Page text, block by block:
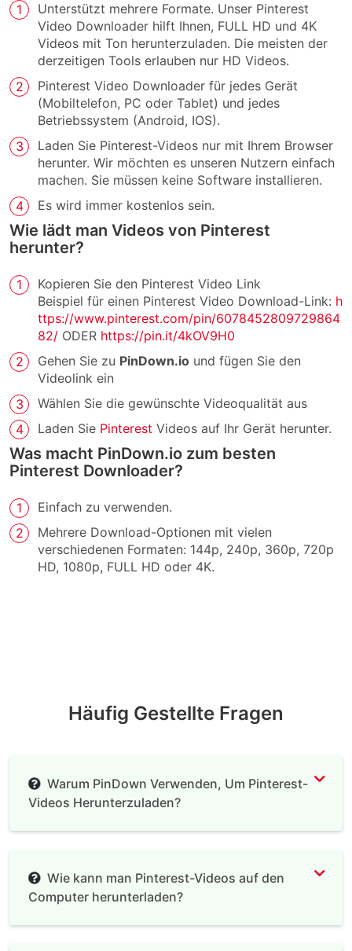
Unterstützt mehrere Formate. Unser Pinterest
Video Downloader hilft Ihnen, FULL HD und 4K
Videos mit Ton herunterzuladen. Die meisten der
derzeitigen Tools erlauben nur HD Videos.
Pinterest Video Downloader für jedes Gerät
(Mobiltelefon, PC oder Tablet) und jedes
Betriebssystem (Android, IOS).
Laden Sie Pinterest-Videos nur mit Ihrem Browser
herunter. Wir möchten es unseren Nutzern einfach
machen. Sie müssen keine Software installieren.
Es wird immer kostenlos sein.
Wie lädt man Videos von Pinterest
herunter?
Kopieren Sie den Pinterest Video Link
Beispiel für einen Pinterest Video Download-Link: h
ttps://www.pinterest.com/pin/6078452809729864
82/ ODER https://pin.it/4kOV9H0
Gehen Sie zu PinDown.io und fügen Sie den
Videolink ein
Wählen Sie die gewünschte Videoqualität aus
Laden Sie Pinterest Videos auf Ihr Gerät herunter.
Was macht PinDown.io zum besten
Pinterest Downloader?
Einfach zu verwenden.
Mehrere Download-Optionen mit vielen
verschiedenen Formaten: 144p, 240p, 360p, 720p
HD, 1080p, FULL HD oder 4K.
Häufig Gestellte Fragen
Warum PinDown Verwenden, Um Pinterest-
Videos Herunterzuladen?
Wie kann man Pinterest-Videos auf den
Computer herunterladen?